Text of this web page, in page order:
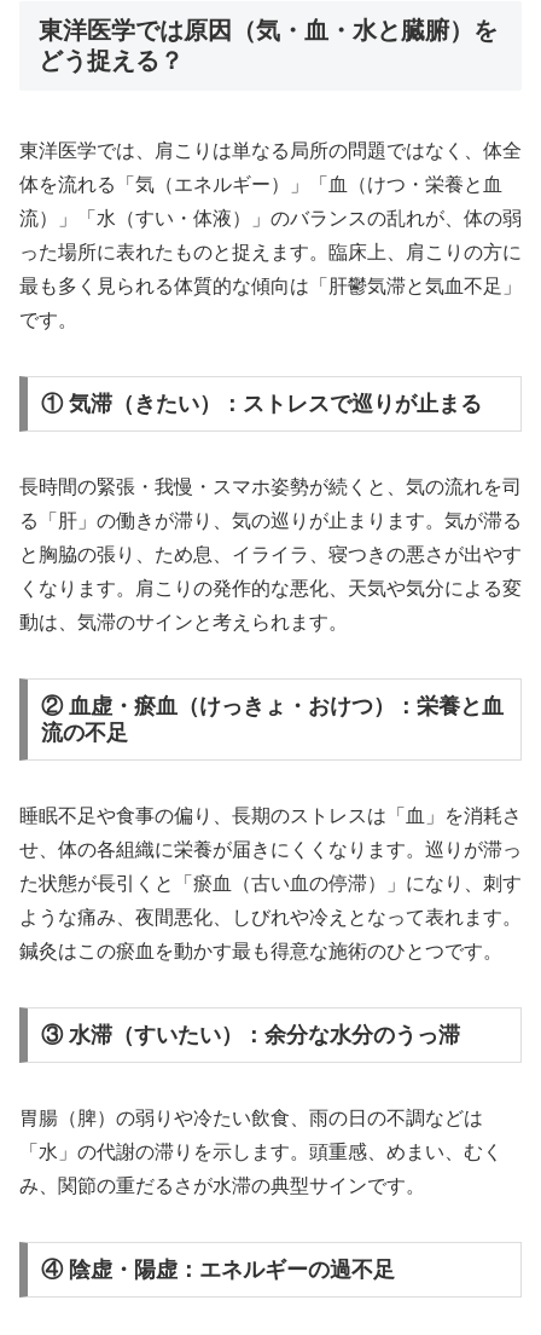
東洋医学では原因（気・血・水と臓腑）を
どう捉える？
東洋医学では、肩こりは単なる局所の問題ではなく、体全
体を流れる「気（エネルギー）」「血（けつ・栄養と血
流）」「水（すい・体液）」のバランスの乱れが、体の弱
った場所に表れたものと捉えます。臨床上、肩こりの方に
最も多く見られる体質的な傾向は「肝鬱気滞と気血不足」
です。
① 気滞（きたい）：ストレスで巡りが止まる
長時間の緊張・我慢・スマホ姿勢が続くと、気の流れを司
る「肝」の働きが滞り、気の巡りが止まります。気が滞る
と胸脇の張り、ため息、イライラ、寝つきの悪さが出やす
くなります。肩こりの発作的な悪化、天気や気分による変
動は、気滞のサインと考えられます。
② 血虚・瘀血（けっきょ・おけつ）：栄養と血
流の不足
睡眠不足や食事の偏り、長期のストレスは「血」を消耗さ
せ、体の各組織に栄養が届きにくくなります。巡りが滞っ
た状態が長引くと「瘀血（古い血の停滞）」になり、刺す
ような痛み、夜間悪化、しびれや冷えとなって表れます。
鍼灸はこの瘀血を動かす最も得意な施術のひとつです。
③ 水滞（すいたい）：余分な水分のうっ滞
胃腸（脾）の弱りや冷たい飲食、雨の日の不調などは
「水」の代謝の滞りを示します。頭重感、めまい、むく
み、関節の重だるさが水滞の典型サインです。
④ 陰虚・陽虚：エネルギーの過不足